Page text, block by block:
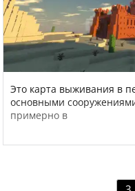
Это карта выживания в
основными
примерно в